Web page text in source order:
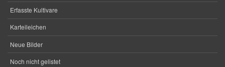
Erfasste Kultivare
Karteileichen
Neue Bilder
Noch nicht gelistet